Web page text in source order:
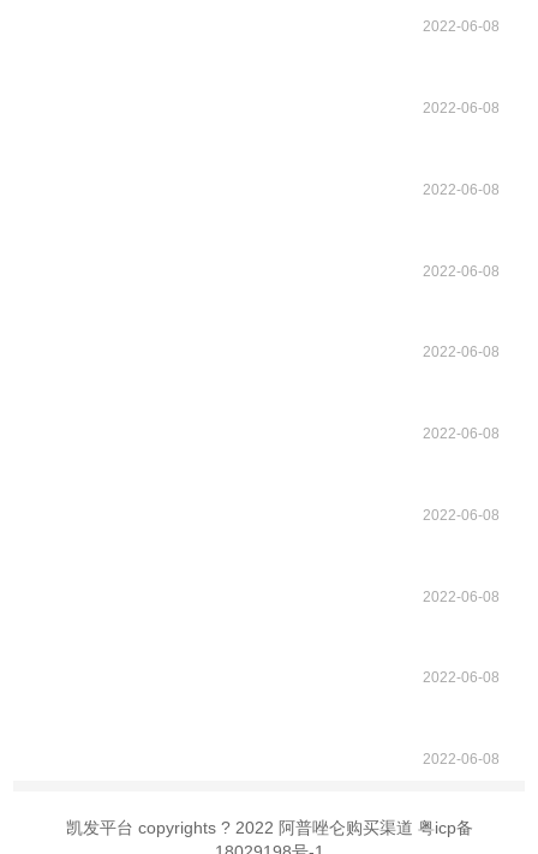
2022-06-08
2022-06-08
2022-06-08
2022-06-08
2022-06-08
2022-06-08
2022-06-08
2022-06-08
2022-06-08
2022-06-08
凯发平台 copyrights ? 2022 阿普唑仑购买渠道 粤icp备